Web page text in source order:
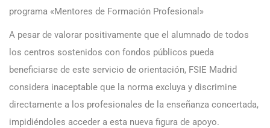
programa «Mentores de Formación Profesional»
A pesar de valorar positivamente que el alumnado de todos
los centros sostenidos con fondos públicos pueda
beneficiarse de este servicio de orientación, FSIE Madrid
considera inaceptable que la norma excluya y discrimine
directamente a los profesionales de la enseñanza concertada,
impidiéndoles acceder a esta nueva figura de apoyo.